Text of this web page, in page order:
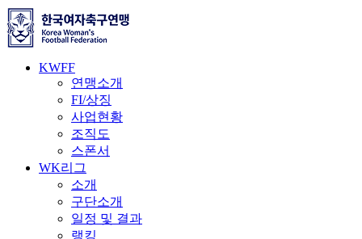
KWFF
연맹소개
FI/상징
사업현황
조직도
스폰서
WK리그
소개
구단소개
일정 및 결과
랭킹